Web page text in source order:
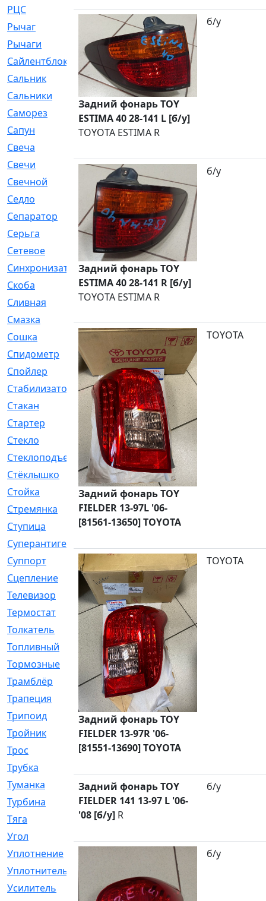
РЦС
[84]
Рычаг
[588]
Рычаги
[3]
Сайлентблок
[4208]
Сальник
[4340]
Сальники
[123]
Саморез
[23]
Сапун
[33]
Свеча
Свечи
[272]
Свечной
[2]
Седло
[7]
Сепаратор
[6]
Серьга
[27]
Сетевое
[6]
Синхронизатор
[1]
Скоба
[4]
Сливная
[6]
Смазка
[24]
Сошка
[8]
Спидометр
[48]
Спойлер
[29]
Стабилизатор
[596]
Стакан
[7]
Стартер
[176]
Стекло
[11]
Стеклоподъемник
[12]
Стёклышко
[20]
Стойка
[969]
Стремянка
[46]
Ступица
[775]
Суперантигель
Суппорт
Сцепление
Телевизор
[13]
Термостат
[323]
Толкатель
[4]
Топливный
[5]
Тормозные
[57]
Трамблёр
[54]
Трапеция
[2]
Трипоид
[16]
Тройник
[1]
Трос
[500]
Трубка
Туманка
[77]
Турбина
[69]
Тяга
[1264]
Угол
Уплотнение
Уплотнитель
Усилитель
[20]
Задний фонарь TOY
ESTIMA 40 28-141 L [б/у]
TOYOTA ESTIMA R
б/у
Задний фонарь TOY
ESTIMA 40 28-141 R [б/у]
TOYOTA ESTIMA R
б/у
Задний фонарь TOY
FIELDER 13-97L '06-
[81561-13650] TOYOTA
TOYOTA
Задний фонарь TOY
FIELDER 13-97R '06-
[81551-13690] TOYOTA
TOYOTA
Задний фонарь TOY
FIELDER 141 13-97 L '06-
'08 [б/у] R
б/у
б/у